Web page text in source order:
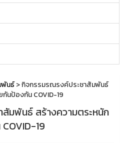
พันธ์> กิจกรรมรณรงค์ประชาสัมพันธ์
นป้องกัน COVID-19
มพันธ์ สร้างความตระหนัก
19